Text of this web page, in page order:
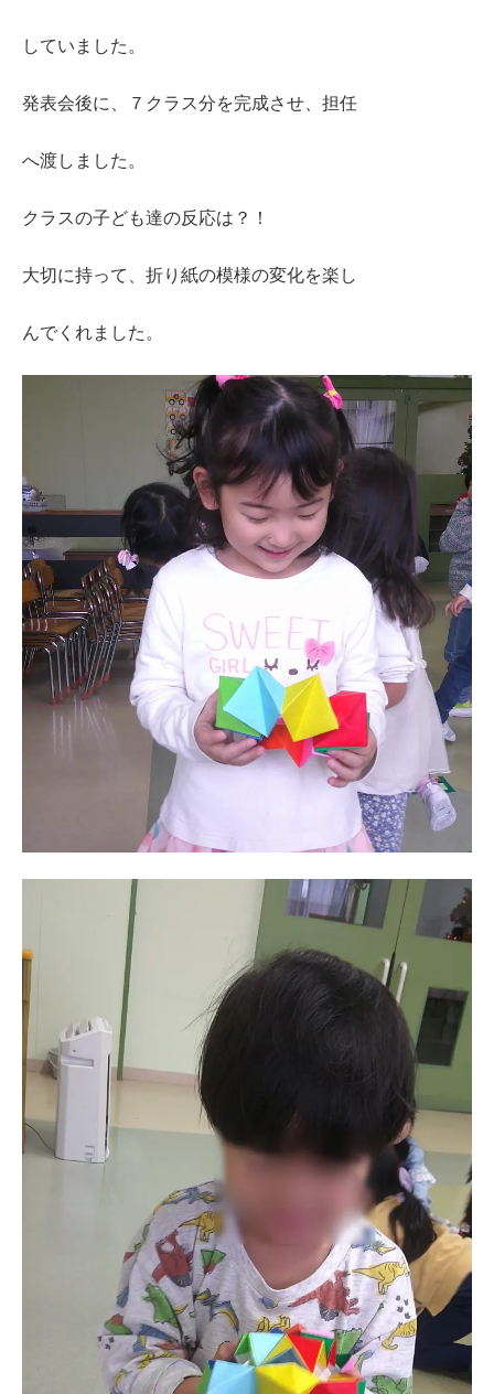
していました。
発表会後に、７クラス分を完成させ、担任
へ渡しました。
クラスの子ども達の反応は？！
大切に持って、折り紙の模様の変化を楽し
んでくれました。